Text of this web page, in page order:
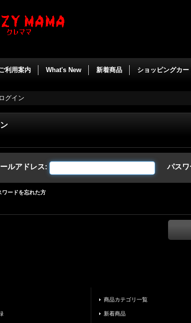
利用案内 What's New 新着商品 ショッピングカー
ログイン
ルアドレス: パスワ
ワードを忘れた方
商品カテゴリ一覧
新着商品